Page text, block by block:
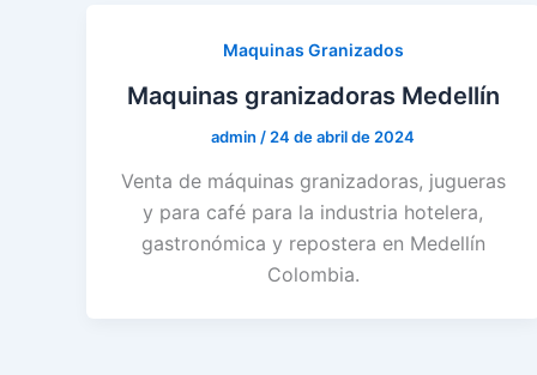
Maquinas Granizados
Maquinas granizadoras Medellín
admin / 24 de abril de 2024
Venta de máquinas granizadoras, jugueras
y para café para la industria hotelera,
gastronómica y repostera en Medellín
Colombia.